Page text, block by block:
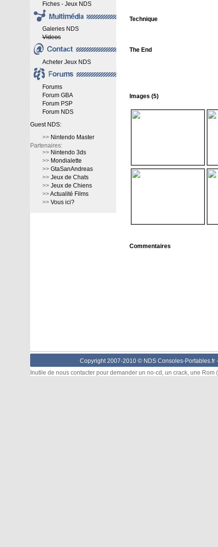
Fiches - Jeux NDS
Galeries NDS
Videos
Acheter Jeux NDS
Forums
Forum GBA
Forum PSP
Forum NDS
Guest NDS:
>> Nintendo Master
Partenaires:
>> Nintendo 3ds
>> Mondialette
>> GtaSanAndreas
>> Jeux de Chats
>> Jeux de Chiens
>>Actualité Films
>> Vous ici?
Technique
The End
Images (5)
Commentaires
Copyright 2007-2010 © NDS Consoles-Portables.fr
Inutile de nous contacter pour demander un no-cd, un crack, une